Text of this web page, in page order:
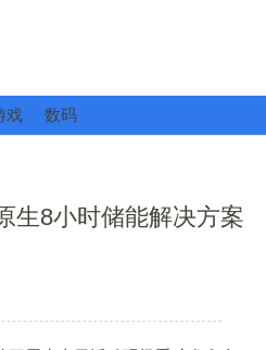
戏 数码
生8小时储能解决方案